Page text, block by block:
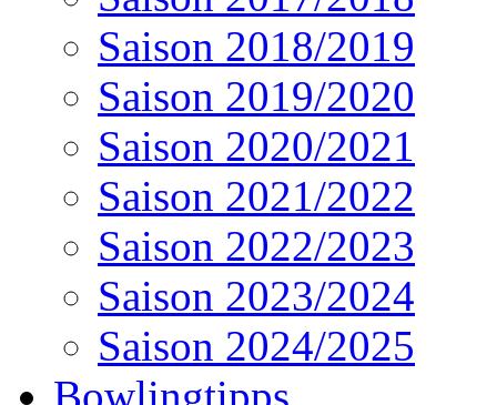
Saison 2018/2019
Saison 2019/2020
Saison 2020/2021
Saison 2021/2022
Saison 2022/2023
Saison 2023/2024
Saison 2024/2025
Bowlingtipps